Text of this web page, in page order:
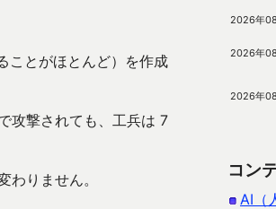
ことがほとんど）を作成
攻撃されても、工兵は 7
りません。
2026年
2026年
2026年
コン
AI（